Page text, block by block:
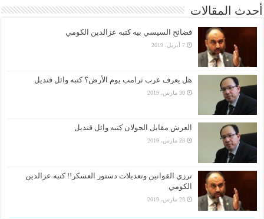
أحدث المقالات
فضائح السيسي بيه كتبه عزالدين الكومي
7 أبريل، 2019
هل يعرف عرب ترامب يوم الأرض؟ كتبه وائل قنديل
30 مارس، 2019
العرش مقابل الجولان كتبه وائل قنديل
28 مارس، 2019
ترزي القوانين وتعديلات دستور العسكر!! كتبه عزالدين
الكومي
28 مارس، 2019